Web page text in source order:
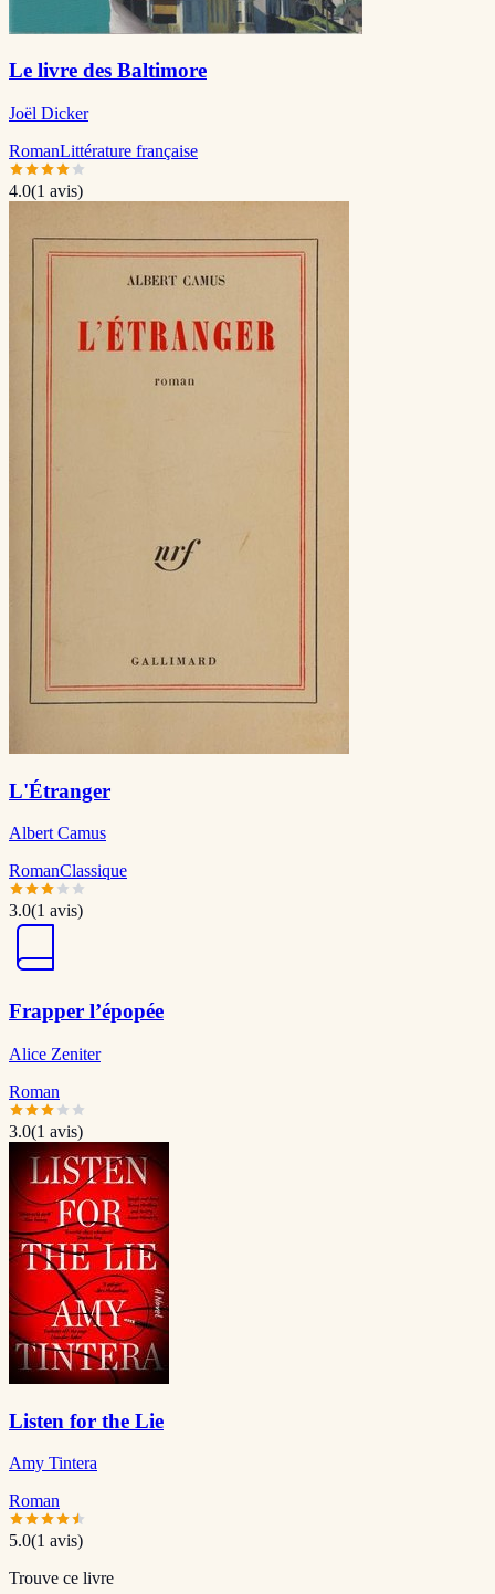
Le livre des Baltimore
Joël Dicker
RomanLittérature française
4.0(1 avis)
L'Étranger
Albert Camus
RomanClassique
3.0(1 avis)
Frapper l’épopée
Alice Zeniter
Roman
3.0(1 avis)
Listen for the Lie
Amy Tintera
Roman
5.0(1 avis)
Trouve ce livre